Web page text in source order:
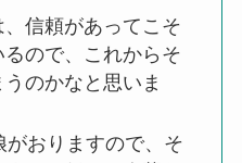
、信頼があってこそ
ので、これからそ
のかなと思いま
がおりますので、そ